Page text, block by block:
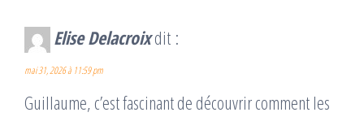
Elise Delacroixdit :
mai 31, 2026 à 11:59 pm
Guillaume, c’est fascinant de découvrir comment les